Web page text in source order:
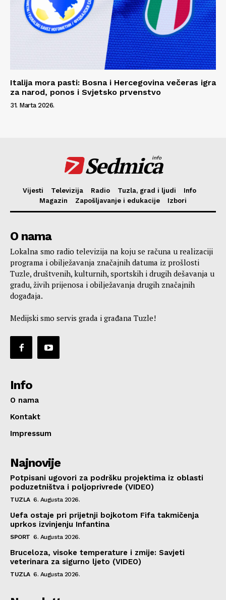
Italija mora pasti: Bosna i Hercegovina večeras igra
za narod, ponos i Svjetsko prvenstvo
31. Marta 2026.
Sedmica
info
Vijesti Televizija Radio Tuzla, grad i ljudi
Info
Magazin
Zapošljavanje i edukacije Izbori
O nama
Lokalna smo radio televizija na koju se računa u realizaciji
programa i obilježavanja značajnih datuma iz prošlosti
Tuzle, društvenih, kulturnih, sportskih i drugih dešavanja u
gradu, živih prijenosa i obilježavanja drugih značajnih
događaja.
Medijski smo servis grada i građana Tuzle!
Info
O nama
Kontakt
Impressum
Najnovije
Potpisani ugovori za podršku projektima iz oblasti
poduzetništva i poljoprivrede (VIDEO)
TUZLA 6. Augusta 2026.
Uefa ostaje pri prijetnji bojkotom Fifa takmičenja
uprkos izvinjenju Infantina
SPORT 6. Augusta 2026.
Bruceloza, visoke temperature i zmije: Savjeti
veterinara za sigurno ljeto (VIDEO)
TUZLA 6. Augusta 2026.